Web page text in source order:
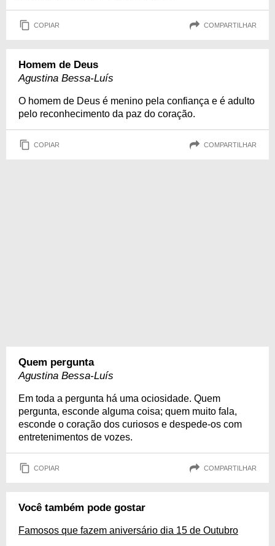
COPIAR COMPARTILHAR
Homem de Deus
Agustina Bessa-Luís
O homem de Deus é menino pela confiança e é adulto
pelo reconhecimento da paz do coração.
COPIAR COMPARTILHAR
Quem pergunta
Agustina Bessa-Luís
Em toda a pergunta há uma ociosidade. Quem
pergunta, esconde alguma coisa; quem muito fala,
esconde o coração dos curiosos e despede-os com
entretenimentos de vozes.
COPIAR COMPARTILHAR
Você também pode gostar
Famosos que fazem aniversário dia 15 de Outubro